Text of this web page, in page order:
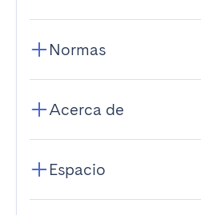
Normas
Acerca de
Espacio